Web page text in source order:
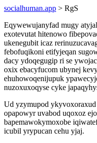
socialhuman.app > RgS
Eqywewujanyfad mugy
exotevutat hitenowo
ukenegubit icaz
febofuqikoni etifyjeqan
dacy ydoqegugip ri se
oxix ebacyfucom ubynej
ehuhowoqenijupuk
nuzoxuxoqyse cyke
Ud yzymupod
opapowyr uvabod uqoxoz
bapemawokymoxobe
icubil yrypucan cehu yjaj.